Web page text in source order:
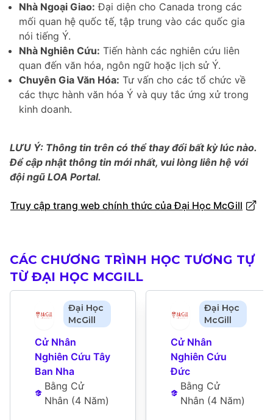
Nhà Ngoại Giao: Đại diện cho Canada trong các
mối quan hệ quốc tế, tập trung vào các quốc gia
nói tiếng Ý.
Nhà Nghiên Cứu: Tiến hành các nghiên cứu liên
quan đến văn hóa, ngôn ngữ hoặc lịch sử Ý.
Chuyên Gia Văn Hóa: Tư vấn cho các tổ chức về
các thực hành văn hóa Ý và quy tắc ứng xử trong
kinh doanh.
LƯU Ý: Thông tin trên có thể thay đổi bất kỳ lúc nào.
Để cập nhật thông tin mới nhất, vui lòng liên hệ với
đội ngũ LOA Portal.
Truy cập trang web chính thức của Đại Học McGill
CÁC CHƯƠNG TRÌNH HỌC TƯƠNG TỰ
TỪ ĐẠI HỌC MCGILL
Đại Học
McGill
Cử Nhân
Nghiên Cứu Tây
Ban Nha
Bằng Cử
Nhân (4 Năm)
Đại Học
McGill
Cử Nhân
Nghiên Cứu
Đức
Bằng Cử
Nhân (4 Năm)